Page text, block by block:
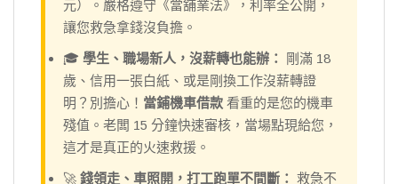
元）。嚴格遵守《當舖業法》，利率全公開，
讓您救急拿錢沒負擔。
🎓 學生、職場新人，沒薪轉也能辦：
剛滿 18
歲、信用一張白紙、或是剛換工作沒薪轉證
明？別擔心！ 當鋪機車借款 看重的是您的機車
殘值。老闆 15 分鐘快速審核，當場點現給您，
這才是真正的火速救援。
🚀 錢領走、車照開，打工跑單不間斷： 救急不